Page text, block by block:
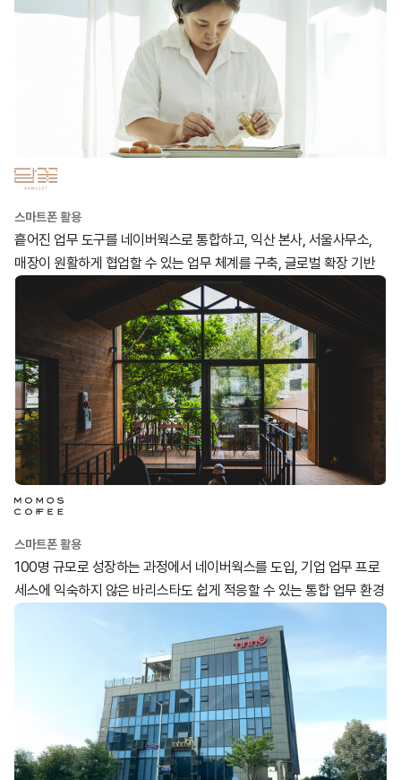
스마트폰 활용
흩어진 업무 도구를 네이버웍스로 통합하고, 익산 본사, 서울사무소,
매장이 원활하게 협업할 수 있는 업무 체계를 구축, 글로벌 확장 기반
스마트폰 활용
100명 규모로 성장하는 과정에서 네이버웍스를 도입, 기업 업무 프로
세스에 익숙하지 않은 바리스타도 쉽게 적응할 수 있는 통합 업무 환경
을 구축했습니다.